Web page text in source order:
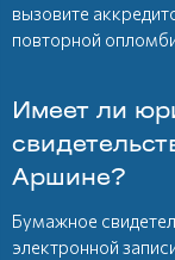
вызовите
повторной
Имеет ли
Аршине?
Бумажное
электронной